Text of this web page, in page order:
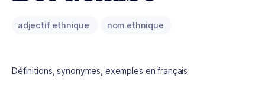
adjectif ethnique nom ethnique
Définitions, synonymes, exemples en français